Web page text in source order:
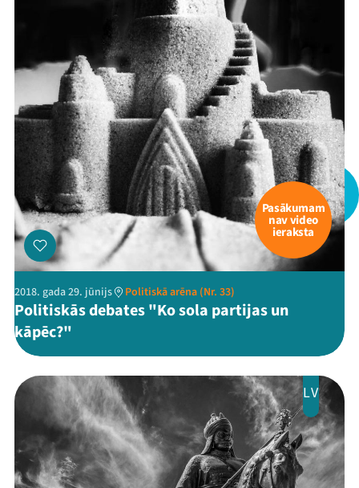
Pasākumam
nav video
ieraksta
2018. gada 29. jūnijs Politiskā arēna (Nr. 33)
Politiskās debates "Ko sola partijas un
kāpēc?"
LV